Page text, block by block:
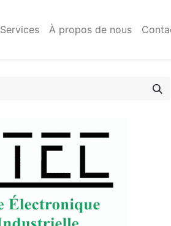
Services À propos de nous